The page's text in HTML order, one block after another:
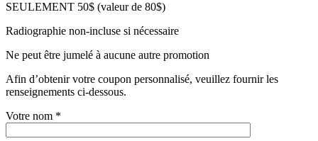
SEULEMENT 50$ (valeur de 80$)
Radiographie non-incluse si nécessaire
Ne peut être jumelé à aucune autre promotion
Afin d’obtenir votre coupon personnalisé, veuillez fournir les
renseignements ci-dessous.
Votre nom *